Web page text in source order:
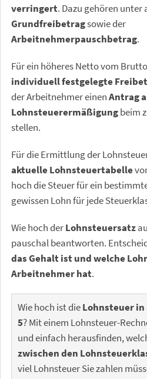
verringert. Dazu gehören unter
Grundfreibetragsowie der
Arbeitnehmerpauschbetrag.
Für ein höheres Netto vom
individuell festgelegte
der Arbeitnehmer einenAntrag
Lohnsteuerermäßigungbeim
stellen.
Für die Ermittlung der
aktuelle Lohnsteuertabelle
hoch die Steuer für ein
gewissen Lohn für jede
Wie hoch derLohnsteuersatz
pauschal beantworten.
das Gehalt ist und welche
Arbeitnehmer hat.
Wie hoch ist dieLohnsteuer in
5? Mit einem Lohnsteuer-
und einfach herausfinden,
zwischen den
viel Lohnsteuer Sie zahlen